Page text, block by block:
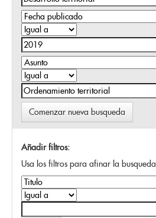
Comenzar nueva busqueda
Añadir filtros:
Usa los filtros para afinar la busqueda.